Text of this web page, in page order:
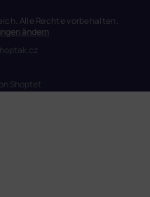
Shoptet
. Alle Rechte vorbehalten.
ändern